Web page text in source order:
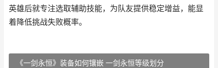
英雄后就专注选取辅助技能，为队友提供稳定增益，能显
着降低挑战失败概率。
《一剑永恒》装备如何镶嵌 一剑永恒等级划分